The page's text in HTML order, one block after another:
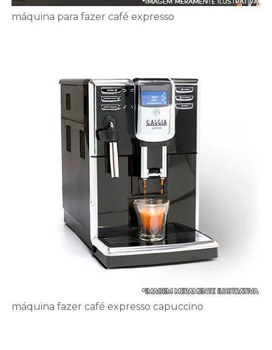
máquina para fazer café expresso
máquina fazer café expresso capuccino